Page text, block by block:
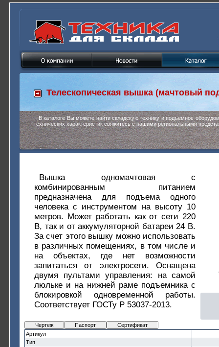
Телескопическая вышка (мачтовый
В каталоге Вы можете найти складскую технику и подъемное
технических характеристик свяжитесь с нашими региональными
Вышка одномачтовая с
комбинированным питанием
предназначена для подъема одного
человека с инструментом на высоту 10
метров. Может работать как от сети 220
В, так и от аккумуляторной батареи 24 В.
За счет этого вышку можно использовать
в различных помещениях, в том числе и
на объектах, где нет возможности
запитаться от электросети. Оснащена
двумя пультами управления: на самой
люльке и на нижней раме подъемника с
блокировкой одновременной работы.
Соответствует ГОСТу Р 53037-2013.
Чертеж Паспорт
Сертификат
Артикул
Тип